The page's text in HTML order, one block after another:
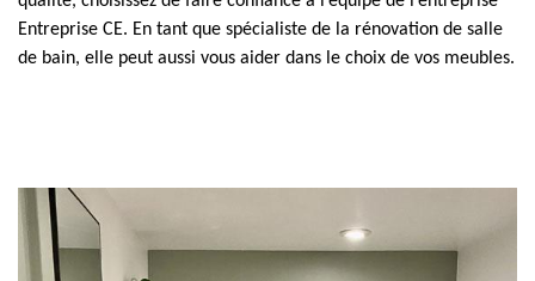
Entreprise CE. En tant que spécialiste de la rénovation de salle
de bain, elle peut aussi vous aider dans le choix de vos meubles.